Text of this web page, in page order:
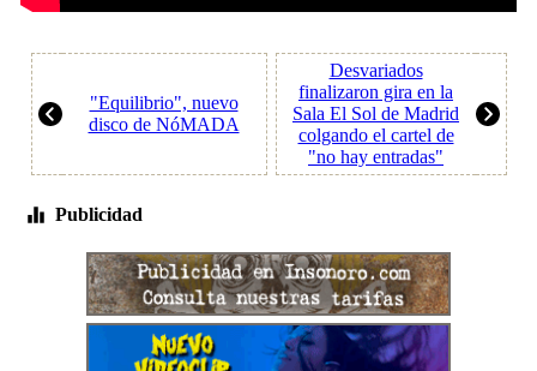
"Equilibrio", nuevo
disco de NóMADA
Desvariados
finalizaron gira en la
Sala El Sol de Madrid
colgando el cartel de
"no hay entradas"
Publicidad